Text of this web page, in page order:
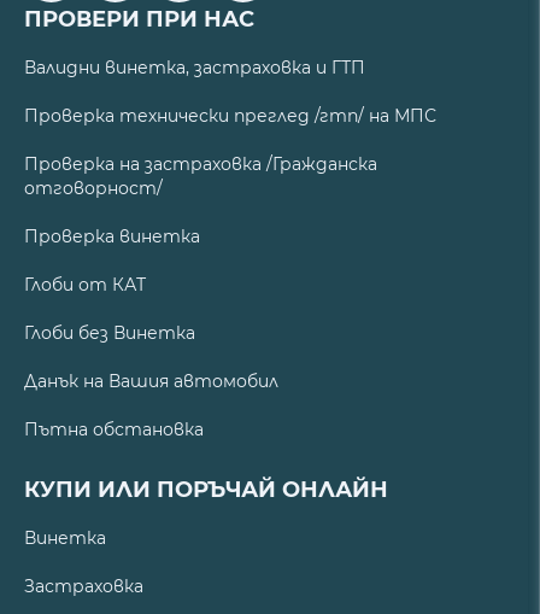
ПРОВЕРИ ПРИ НАС
Валидни винетка, застраховка и ГТП
Проверка технически преглед /гтп/ на МПС
Проверка на застраховка /Гражданска
отговорност/
Проверка винетка
Глоби от КАТ
Глоби без Винетка
Данък на Вашия автомобил
Пътна обстановка
КУПИ ИЛИ ПОРЪЧАЙ ОНЛАЙН
Винетка
Застраховка